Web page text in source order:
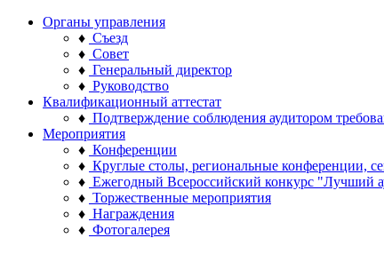
Органы управления
♦ Съезд
♦ Совет
♦ Генеральный директор
♦ Руководство
Квалификационный аттестат
♦ Подтверждение соблюдения аудитором
Мероприятия
♦ Конференции
♦ Круглые столы, региональные конференции,
♦ Ежегодный Всероссийский конкурс "Лучший
♦ Торжественные мероприятия
♦ Награждения
♦ Фотогалерея